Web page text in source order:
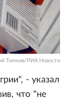
Тимкив/РИА Новости
- указал
что "не